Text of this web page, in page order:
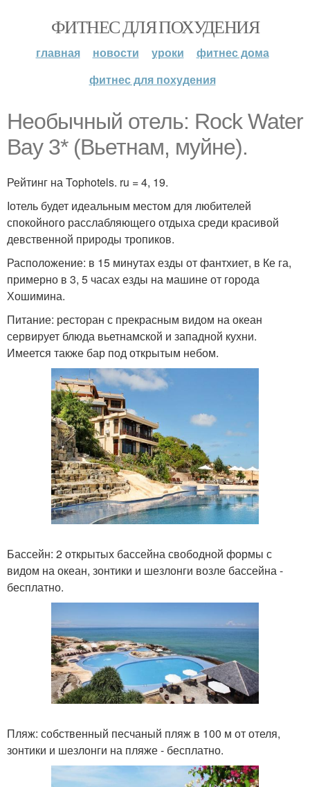
ФИТНЕС ДЛЯ ПОХУДЕНИЯ
главная новости уроки
фитнес дома
фитнес для похудения
Необычный отель: Rock Water
Bay 3* (Вьетнам, муйне).
Рейтинг на Tophotels. ru = 4, 19.
Iотель будет идеальным местом для любителей
спокойного расслабляющего отдыха среди красивой
девственной природы тропиков.
Расположение: в 15 минутах езды от фантхиет, в Ке га,
примерно в 3, 5 часах езды на машине от города
Хошимина.
Питание: ресторан с прекрасным видом на океан
сервирует блюда вьетнамской и западной кухни.
Имеется также бар под открытым небом.
Бассейн: 2 открытых бассейна свободной формы с
видом на океан, зонтики и шезлонги возле бассейна -
бесплатно.
Пляж: собственный песчаный пляж в 100 м от отеля,
зонтики и шезлонги на пляже - бесплатно.